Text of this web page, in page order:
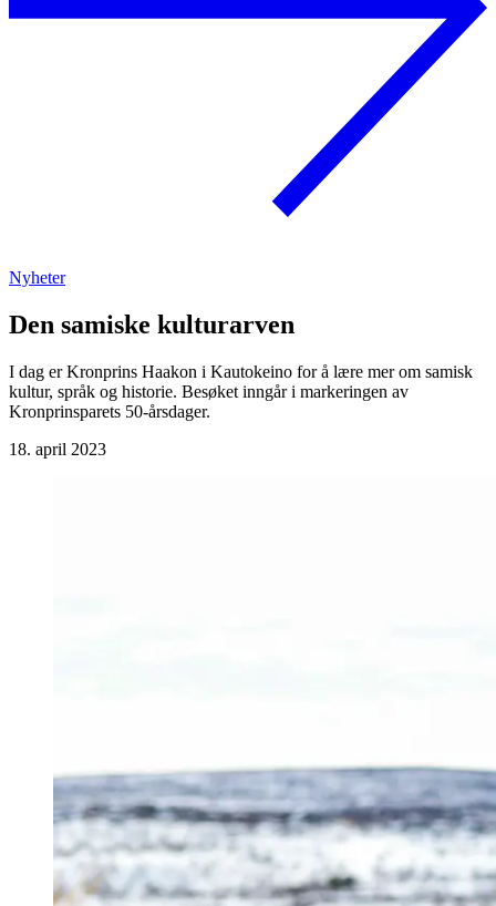
Nyheter
Den samiske kulturarven
I dag er Kronprins Haakon i Kautokeino for å lære mer om samisk
kultur, språk og historie. Besøket inngår i markeringen av
Kronprinsparets 50-årsdager.
18. april 2023